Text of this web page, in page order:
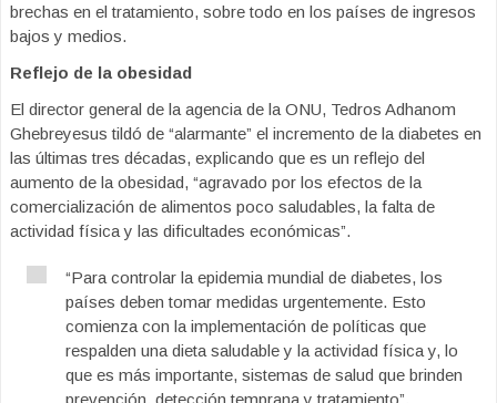
brechas en el tratamiento, sobre todo en los países de ingresos
bajos y medios.
Reflejo de la obesidad
El director general de la agencia de la ONU, Tedros Adhanom
Ghebreyesus tildó de “alarmante” el incremento de la diabetes en
las últimas tres décadas, explicando que es un reflejo del
aumento de la obesidad, “agravado por los efectos de la
comercialización de alimentos poco saludables, la falta de
actividad física y las dificultades económicas”.
“Para controlar la epidemia mundial de diabetes, los
países deben tomar medidas urgentemente. Esto
comienza con la implementación de políticas que
respalden una dieta saludable y la actividad física y, lo
que es más importante, sistemas de salud que brinden
prevención, detección temprana y tratamiento”,